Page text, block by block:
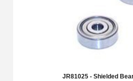
JR81025 - Shielded